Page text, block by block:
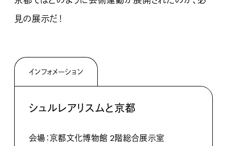
見の展示だ！
インフォメーション
シュルレアリスムと京都
会場：京都文化博物館 2階総合展示室